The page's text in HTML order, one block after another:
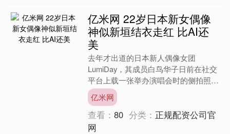
亿米网 22岁日本新女偶像
神似新垣结衣走红 比AI还
美
去年才出道的日本新人偶像女团
LumiDay，其成员白鸟华子日前在社交
平台上载一张举办演唱会时的侧拍照，
甜美笑容和造型瞬即被疯传，有网友更
认为白鸟样子神似国民女....
亿米网
查看：80 分类： 正规配资公司官
网